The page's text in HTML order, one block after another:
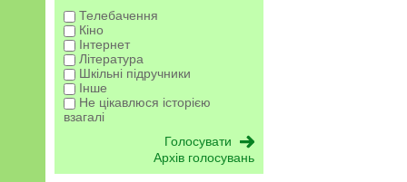
Телебачення
Кіно
Інтернет
Література
Шкільні підручники
Інше
Не цікавлюся історією
взагалі
Архів голосувань